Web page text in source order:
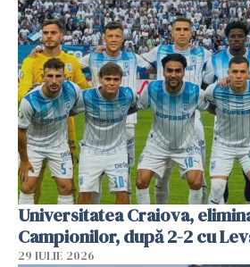
Universitatea Craiova,
Campionilor, după 2-2 cu
29 IULIE 2026